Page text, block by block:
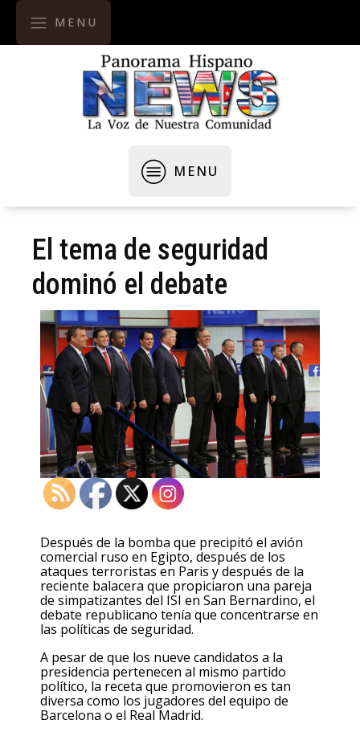
MENU
MENU
El tema de seguridad
dominó el debate
Después de la bomba que precipitó el avión
comercial ruso en Egipto, después de los
ataques terroristas en Paris y después de la
reciente balacera que propiciaron una pareja
de simpatizantes del ISI en San Bernardino, el
debate republicano tenía que concentrarse en
las políticas de seguridad.
A pesar de que los nueve candidatos a la
presidencia pertenecen al mismo partido
político, la receta que promovieron es tan
diversa como los jugadores del equipo de
Barcelona o el Real Madrid.